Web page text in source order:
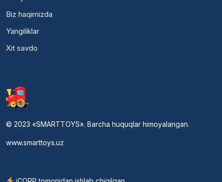
Biz haqimizda
Yangiliklar
Xit savdo
© 2023 «SMARTTOYS». Barcha huquqlar himoyalangan.
www.smarttoys.uz